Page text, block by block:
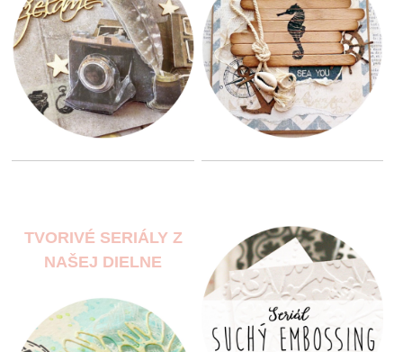
TVORIVÉ SERIÁLY Z
NAŠEJ DIELNE